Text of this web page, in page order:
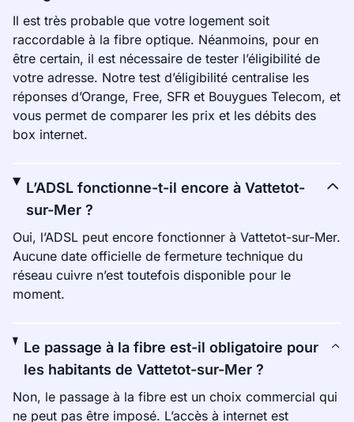
Il est très probable que votre logement soit
raccordable à la fibre optique. Néanmoins, pour en
être certain, il est nécessaire de tester l’éligibilité de
votre adresse. Notre test d’éligibilité centralise les
réponses d’Orange, Free, SFR et Bouygues Telecom, et
vous permet de comparer les prix et les débits des
box internet.
L’ADSL fonctionne-t-il encore à Vattetot-
sur-Mer ?
Oui, l’ADSL peut encore fonctionner à Vattetot-sur-Mer.
Aucune date officielle de fermeture technique du
réseau cuivre n’est toutefois disponible pour le
moment.
Le passage à la fibre est-il obligatoire pour
les habitants de Vattetot-sur-Mer ?
Non, le passage à la fibre est un choix commercial qui
ne peut pas être imposé. L’accès à internet est